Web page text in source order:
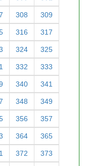
308 309
316 317
324 325
332 333
340 341
348 349
356 357
364 365
372 373